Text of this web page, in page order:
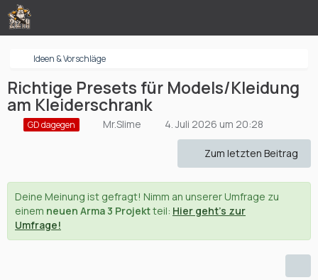
Ideen & Vorschläge
Richtige Presets für Models/Kleidung
am Kleiderschrank
GD dagegen Mr.Slime 4. Juli 2026 um 20:28
Zum letzten Beitrag
Deine Meinung ist gefragt! Nimm an unserer Umfrage zu
einem neuen Arma 3 Projektteil: Hier geht's zur
Umfrage!